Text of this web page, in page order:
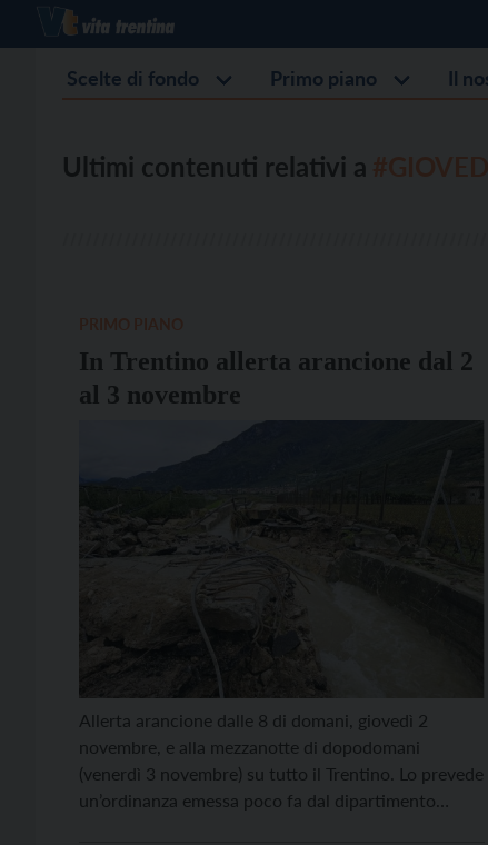
Scelte di fondo Primo piano Il
Ultimi contenuti relativi a
In Trentino allerta arancione dal 2
al 3 novembre
Allerta arancione dalle 8 di domani, giovedì 2
novembre, e alla mezzanotte di dopodomani
(venerdì 3 novembre) su tutto il Trentino. Lo prevede
un’ordinanza emessa poco fa dal dipartimento